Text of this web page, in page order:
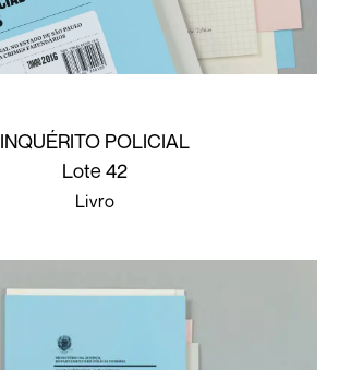
INQUÉRITO POLICIAL
Lote 42
Livro